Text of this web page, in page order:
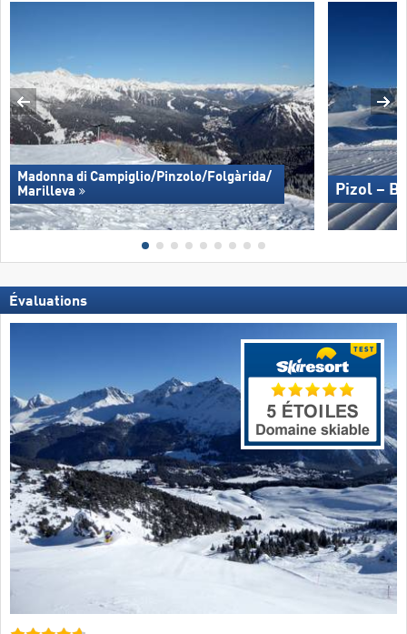
Madonna di Campiglio/​Pinzolo/​Folgàrida/​
Marilleva
Pizol –
Évaluations